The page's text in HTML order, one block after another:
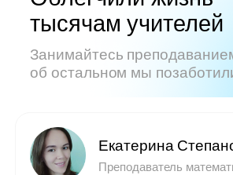
Часто задаваемые
вопросы